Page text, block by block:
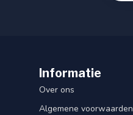
Informatie
Over ons
Algemene voorwaarden